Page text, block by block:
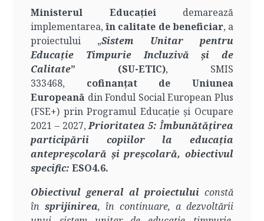
Ministerul Educațieidemarează
implementarea,în calitate de beneficiar, a
proiectului „Sistem Unitar pentru
Educație Timpurie Incluzivă și de
Calitate” (SU-ETIC), SMIS
333468, cofinanțat de Uniunea
Europeană din Fondul Social European Plus
(FSE+) prin Programul Educație și Ocupare
2021 – 2027,Prioritatea 5:Îmbunătățirea
participării copiilor la educația
antepreșcolară și preșcolară, obiectivul
specific: ESO4.6.
Obiectivul general al proiectuluiconstă
însprijinirea, în continuare, a dezvoltării